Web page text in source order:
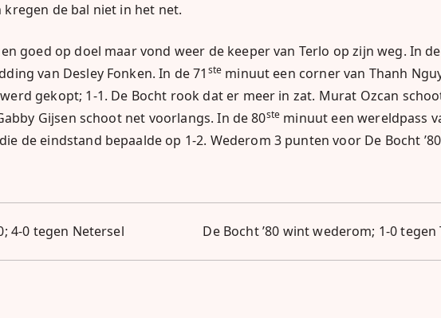
kregen de bal niet in het net.
goed op doel maar vond weer de keeper van Terlo op zijn weg. In
van Desley Fonken. In de 71 ste minuut een corner van Thanh
gekopt; 1-1. De Bocht rook dat er meer in zat. Murat Ozcan
Gijsen schoot net voorlangs. In de 80ste minuut een wereldpass
de eindstand bepaalde op 1-2. Wederom 3 punten voor De Bocht
4-0 tegen Netersel De Bocht ’80 wint wederom; 1-0 tegen